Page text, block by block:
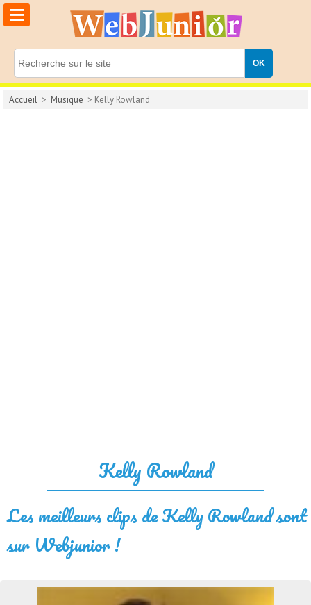
≡
Accueil > Musique > Kelly Rowland
Kelly Rowland
Les meilleurs clips de Kelly Rowland sont
sur Webjunior !